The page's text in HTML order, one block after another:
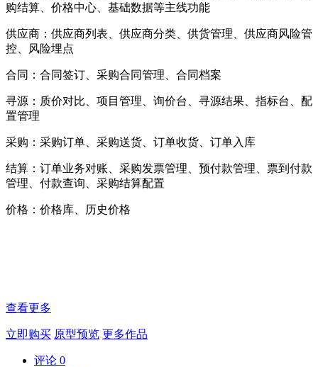
购结算、价格中心、基础数据等主线功能
供应商：供应商列表、供应商分类、供货管理、供应商风险管
控、风险埋点
合同：合同签订、采购合同管理、合同档案
寻源：质价对比、项目管理、询价台、寻源结果、指标台、配
置管理
采购：采购订单、采购送货、订单收货、订单入库
结算：订单业务对账、采购发票管理、预付款管理、票到付款
管理、付款查询、采购结算配置
价格：价格库、历史价格
查看更多
立即购买 原型预览 更多作品
评论 0